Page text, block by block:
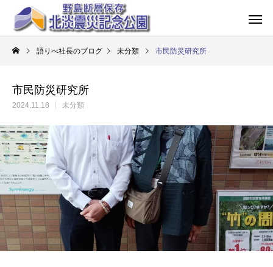
語りべ社長のブログ 未分類 市民防災研究所
市民防災研究所
2024.11.18 未分類